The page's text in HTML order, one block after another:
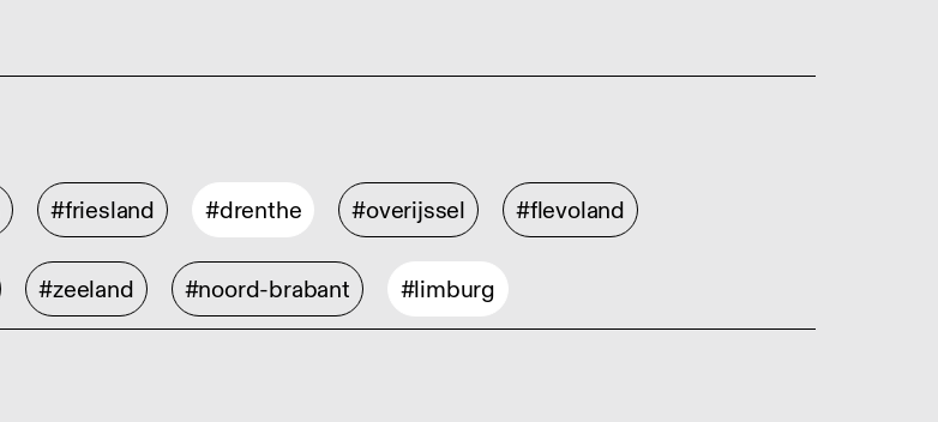
#friesland #drenthe #overijssel #flevoland
#zeeland #noord-brabant #limburg